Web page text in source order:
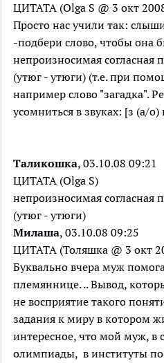
ЦИТАТА (Olga S @ 3 окт
Просто нас учили так:
-подбери слово, чтобы она
непроизносимая согласная
(утюг - утюги) (т.е. при
например слово "загадка".
усомниться в звуках: [з (а/о)
Таликошка, 03.10.08 09:21
ЦИТАТА (Olga S)
непроизносимая согласная
(утюг - утюги)
Милаша, 03.10.08 09:25
ЦИТАТА (Толяшка @ 3 окт
Буквально вчера муж
племяннице. .. Вывод,
не восприятие такого
задания к миру в котором
интересное, что мой муж, в
олимпиады, в институты